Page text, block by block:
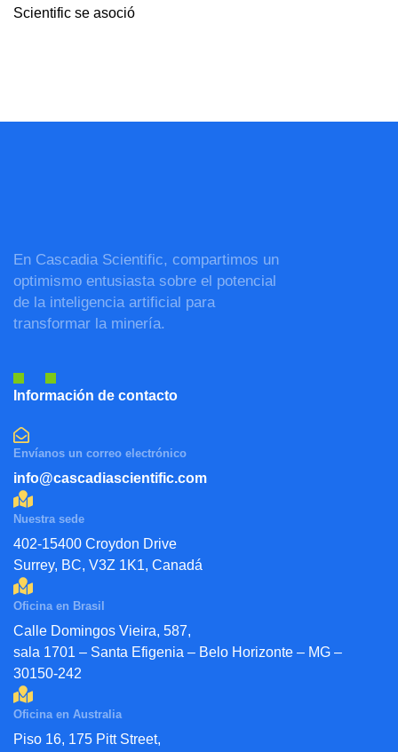
Scientific se asoció
En Cascadia Scientific, compartimos un
optimismo entusiasta sobre el potencial
de la inteligencia artificial para
transformar la minería.
Información de contacto
Envíanos un correo electrónico
info@cascadiascientific.com
Nuestra sede
402-15400 Croydon Drive
Surrey, BC, V3Z 1K1, Canadá
Oficina en Brasil
Calle Domingos Vieira, 587,
sala 1701 – Santa Efigenia – Belo Horizonte – MG –
30150-242
Oficina en Australia
Piso 16, 175 Pitt Street,